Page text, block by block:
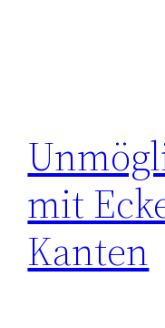
mit
Kanten